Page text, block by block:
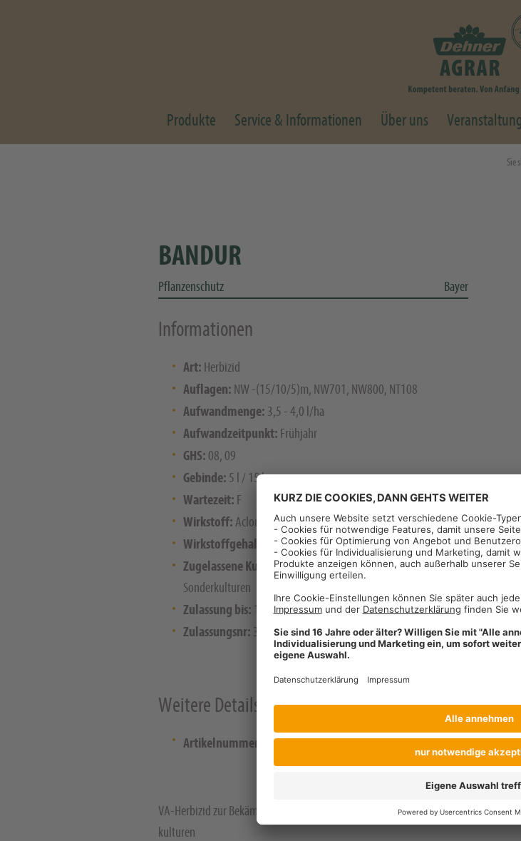
Produkte Service & Informationen Über uns
Sie
BANDUR
Pflanzenschutz Bayer
Informationen
Art: Herbizid
Auflagen: NW -(15/10/5)m, NW701, NW800, NT108
Aufwandmenge: 3,5 - 4,0 l/ha
Aufwandzeitpunkt: Frühjahr
GHS: 08, 09
Gebinde: 5 l / 15 l
Wartezeit: F
Wirkstoff: Aclonifen
Wirkstoffgehalt: 600
Zugelassene Kulturen:Kartoffel, Leguminosen,
Sonderkulturen
Zulassung bis: 10/2027
Zulassungsnr: 34145-00
Weitere Details
Artikelnummer: 101394
VA-Herbizid zur Bekämpfung von Ungräsern und Unkräutern in Kartoffeln
kulturen